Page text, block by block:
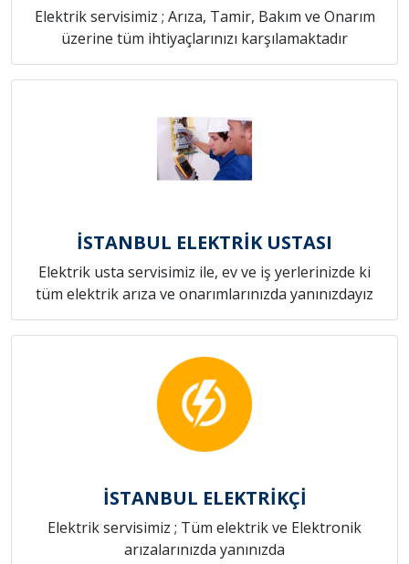
Elektrik servisimiz ; Arıza, Tamir, Bakım ve Onarım
üzerine tüm ihtiyaçlarınızı karşılamaktadır
İSTANBUL ELEKTRİK USTASI
Elektrik usta servisimiz ile, ev ve iş yerlerinizde ki
tüm elektrik arıza ve onarımlarınızda yanınızdayız
İSTANBUL ELEKTRİKÇİ
Elektrik servisimiz ; Tüm elektrik ve Elektronik
arızalarınızda yanınızda